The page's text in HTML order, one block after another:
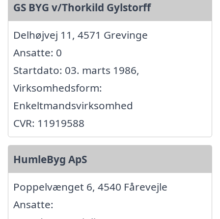
GS BYG v/Thorkild Gylstorff
Delhøjvej 11, 4571 Grevinge
Ansatte: 0
Startdato: 03. marts 1986,
Virksomhedsform:
Enkeltmandsvirksomhed
CVR: 11919588
HumleByg ApS
Poppelvænget 6, 4540 Fårevejle
Ansatte: